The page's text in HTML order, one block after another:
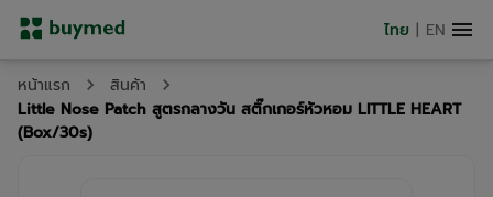
ไทย | EN
หน้าแรก
สินค้า
Little Nose Patch สูตรกลางวัน สติ๊กเกอร์หัวหอม LITTLE HEART
(Box/30s)